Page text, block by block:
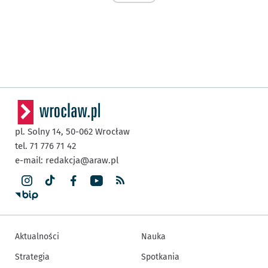
pl. Solny 14, 50-062 Wrocław
tel. 71 776 71 42
e-mail: redakcja@araw.pl
Aktualności
Strategia
Nauka
Spotkania